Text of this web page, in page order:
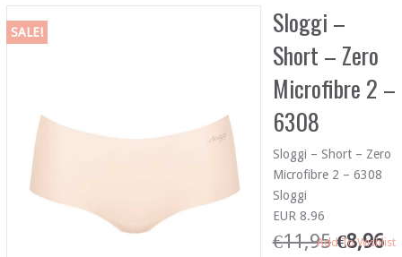
SALE!
Sloggi –
Short – Zero
Microfibre 2 –
6308
Sloggi – Short – Zero
Microfibre 2 – 6308
Sloggi
EUR 8.96
€11,95 €8,96
Add To Wishlist